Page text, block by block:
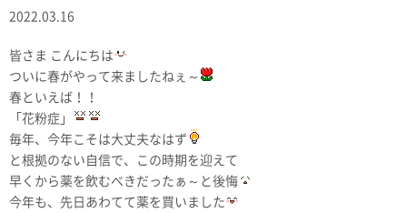
2022.03.16
皆さま こんにちは
ついに春がやって来ましたねぇ～
春といえば！！
「花粉症」
毎年、今年こそは大丈夫なはず
と根拠のない自信で、この時期を迎えて
早くから薬を飲むべきだったぁ～と後悔
今年も、先日あわてて薬を買いました